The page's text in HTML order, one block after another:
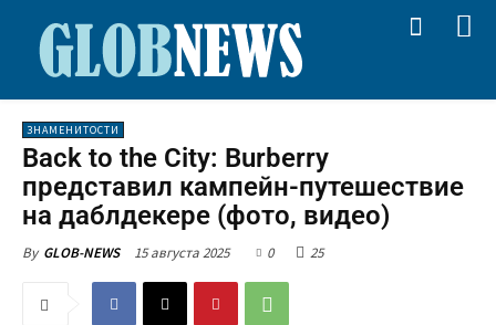
ЗНАМЕНИТОСТИ
Back to the City: Burberry
представил кампейн-путешествие
на даблдекере (фото, видео)
By GLOB-NEWS 15 августа 2025 0 25